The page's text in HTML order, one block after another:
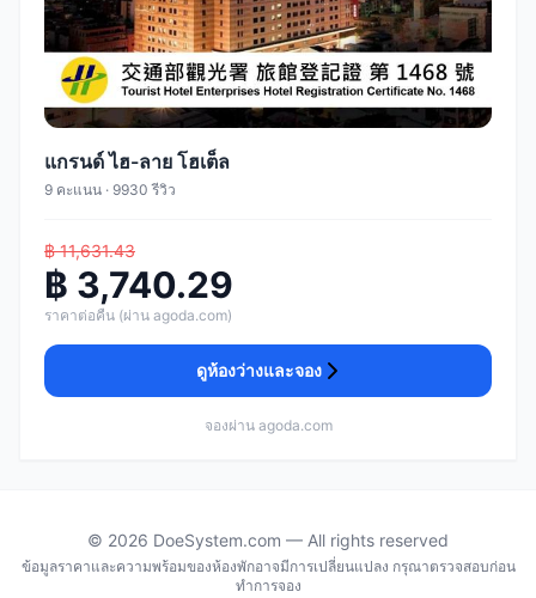
แกรนด์ ไฮ-ลาย โฮเต็ล
9 คะแนน · 9930 รีวิว
฿ 11,631.43
฿ 3,740.29
ราคาต่อคืน (ผ่าน agoda.com)
ดูห้องว่างและจอง
จองผ่าน agoda.com
© 2026 DoeSystem.com — All rights reserved
ข้อมูลราคาและความพร้อมของห้องพักอาจมีการเปลี่ยนแปลง กรุณาตรวจสอบก่อน
ทำการจอง